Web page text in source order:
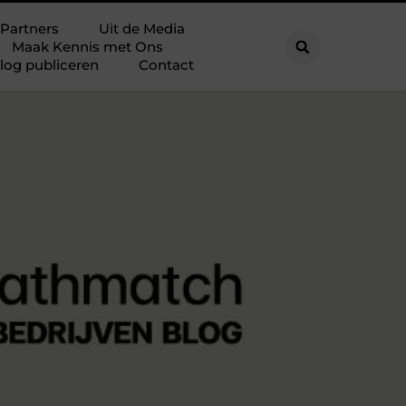
Partners
Uit de Media
Maak Kennis met Ons
publiceren
Contact